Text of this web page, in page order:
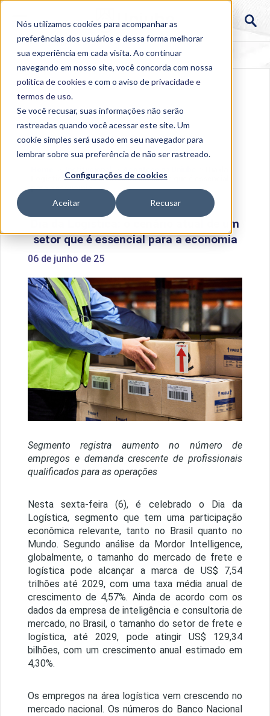
Nós utilizamos cookies para acompanhar as
preferências dos usuários e dessa forma melhorar
sua experiência em cada visita. Ao continuar
navegando em nosso site, você concorda com nossa
política de cookies e com o aviso deprivacidade e
termos de uso.
Se você recusar, suas informações não serão
rastreadas quando você acessar este site. Um
cookie simples será usado em seu navegador para
lembrar sobre sua preferência de não ser rastreado.
Configurações de cookies
Aceitar Recusar
Logística: o cenário atual de um setor que é essencial
para a economia
Dia da Logística: o cenário atual de um
setor que é essencial para a economia
06 de junho de 25
1 / 1
Segmento registra aumento no número de
empregos e demanda crescente de profissionais
qualificados para as operações
Nesta sexta-feira (6), é celebrado o Dia da
Logística, segmento que tem uma participação
econômica relevante, tanto no Brasil quanto no
Mundo. Segundo análise da Mordor Intelligence,
globalmente, o tamanho do mercado de frete e
logística pode alcançar a marca de US$ 7,54
trilhões até 2029, com uma taxa média anual de
crescimento de 4,57%. Ainda de acordo com os
dados da empresa de inteligência e consultoria de
mercado, no Brasil, o tamanho do setor de frete e
logística, até 2029, pode atingir US$ 129,34
bilhões, com um crescimento anual estimado em
4,30%.
Os empregos na área logística vem crescendo no
mercado nacional. Os números do Banco Nacional